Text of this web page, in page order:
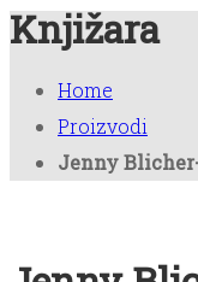
Knjižara
Home
Proizvodi
Jenny